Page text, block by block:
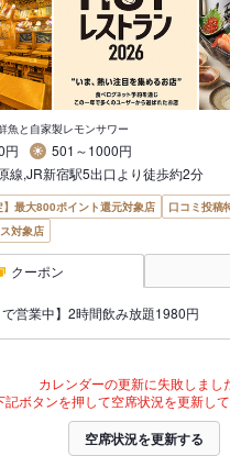
魚と自家製レモンサワー
円
501～1000円
線,JR新宿駅5出口より徒歩約2分
】最大800ポイント還元対象店
口コミ投稿
対象店
クーポン
で営業中】2時間飲み放題1980円
カレンダーの更新に失敗しまし
記ボタンを押して空席状況を更新して
空席状況を更新する